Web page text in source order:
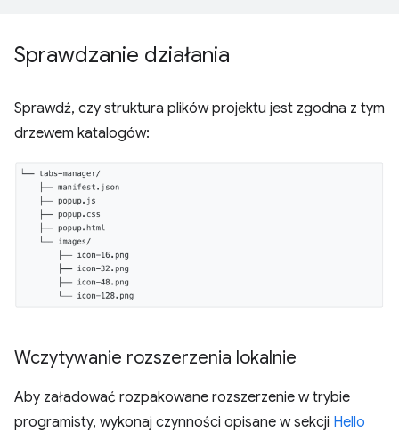
Sprawdzanie działania
Sprawdź, czy struktura plików projektu jest zgodna z tym
drzewem katalogów:
Wczytywanie rozszerzenia lokalnie
Aby załadować rozpakowane rozszerzenie w trybie
programisty, wykonaj czynności opisane w sekcji Hello